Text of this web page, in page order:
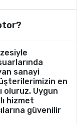
sanayi
en
oluruz. Uygun
hizmet
güvenilir